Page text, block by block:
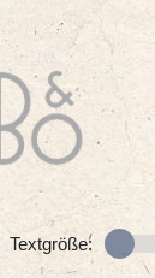
Textgröße: